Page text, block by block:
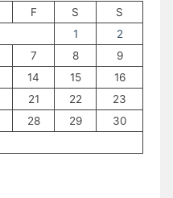
F S
S
1
2
7 8
9
14 15
16
21 22
23
28 29
30